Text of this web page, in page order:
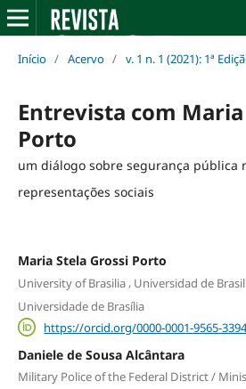
Início / Acervo / v. 1 n. 1 (2021): 1ª
Entrevista com
Porto
um diálogo sobre segurança pública
representações sociais
Maria Stela Grossi Porto
University of Brasilia, Universidad de
Universidade de Brasília
https://orcid.org/0000-0001-9565-
Daniele de Sousa Alcântara
Military Police of the Federal District /